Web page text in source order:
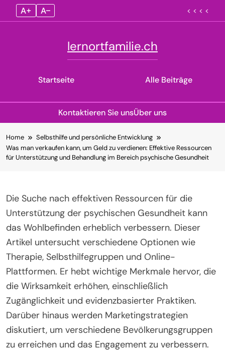
A+ A– < < < <
Startseite
lernortfamilie.ch
Alle Beiträge
Kontaktieren Sie unsÜber uns
to
content
Home
Selbsthilfe und persönliche Entwicklung
Was man verkaufen kann, um Geld zu verdienen: Effektive Ressourcen
für Unterstützung und Behandlung im Bereich psychische Gesundheit
Die Suche nach effektiven Ressourcen für die
Unterstützung der psychischen Gesundheit kann
das Wohlbefinden erheblich verbessern. Dieser
Artikel untersucht verschiedene Optionen wie
Therapie, Selbsthilfegruppen und Online-
Plattformen. Er hebt wichtige Merkmale hervor, die
die Wirksamkeit erhöhen, einschließlich
Zugänglichkeit und evidenzbasierter Praktiken.
Darüber hinaus werden Marketingstrategien
diskutiert, um verschiedene Bevölkerungsgruppen
zu erreichen und das Engagement zu verbessern.